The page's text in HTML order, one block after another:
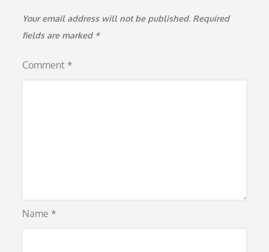
Your email address will not be published. Required
fields are marked *
Comment *
Name *